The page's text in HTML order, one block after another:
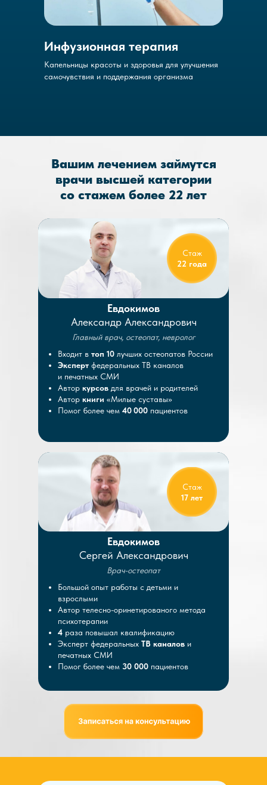
Инфузионная терапия
Капельницы красоты и здоровья для улучшения
самочувствия и поддержания организма
Вашим лечением займутся
врачи высшей категории
со стажем более 22 лет
Евдокимов
Александр Александрович
Главный врач, остеопат, невролог
Входит в топ 10 лучших остеопатов России
Эксперт федеральных ТВ каналов
и печатных СМИ
Автор курсов для врачей и родителей
Автор книги «Милые суставы»
Помог более чем 40 000 пациентов
Евдокимов
Сергей Александрович
Большой опыт работы с детьми и
взрослыми
Автор телесно-оринетированого метода
психотерапии
4 раза повышал квалификацию
Эксперт федеральных ТВ каналов и
печатных СМИ
Помог более чем 30 000 пациентов
Врач-остеопат
Стаж
22 года
Стаж
17 лет